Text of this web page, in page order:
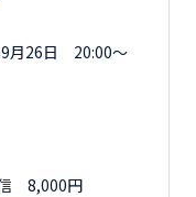
9月26日 20:00～
8,000円